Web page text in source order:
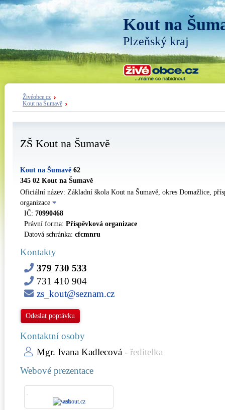
Kout na
Plzeňský kraj
Živéobce.cz
Kout na Šumavě
ZŠ Kout na Šumavě
Kout na Šumavě 62
345 02 Kout na Šumavě
Oficiální název: Základní škola Kout na Šumavě, okres Domažlice,
organizace
IČ: 70990468
Právní forma: Příspěvková organizace
Datová schránka: cfcmnru
Kontakty
379 730 533
731 410 904
zs_kout@seznam.cz
Odeslat poptávku
Kontaktní osoby
Mgr. Ivana Kadlecová - ředitelka
Webové prezentace
zskout.cz